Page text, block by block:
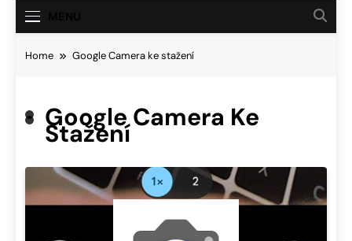
Home Google Camera ke stažení
Google Camera Ke
Stažení